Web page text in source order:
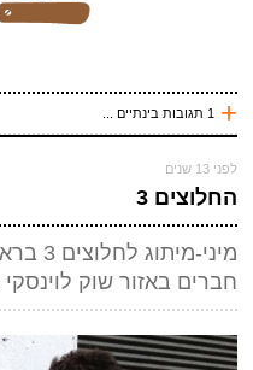
+ 1 תגובות בינתיים ...
לא שאתה זקוק לחוות הדעה שלי..
אבל אני מתארת לעצמי שנעים לשמוע -
רות
שם
לפני 13 שנים
החלוצים 3
מיני-
חברים באזור שוק לוינסקי